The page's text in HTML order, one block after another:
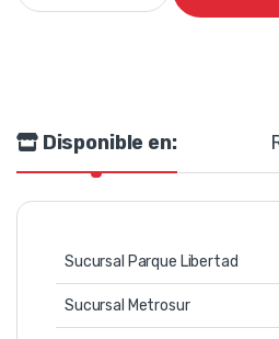
Disponible en:
Sucursal Parque Libertad
Sucursal Metrosur